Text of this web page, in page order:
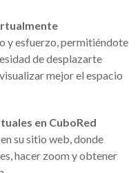
y esfuerzo, permitiéndote
de desplazarte
mejor el espacio
en CuboRed
su sitio web, donde
hacer zoom y obtener